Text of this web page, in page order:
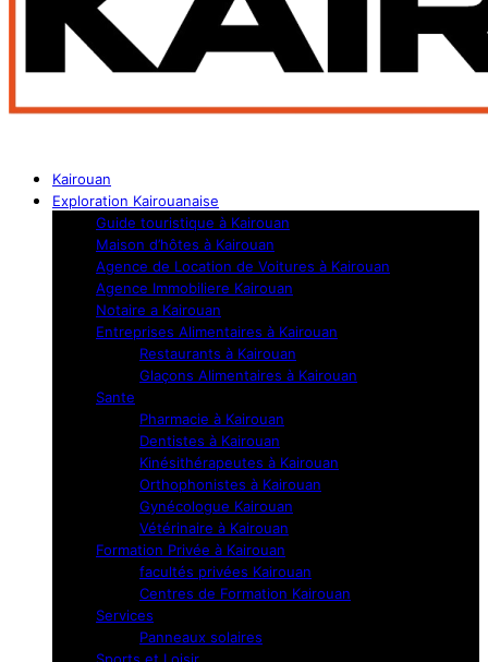
Kairouan
Exploration Kairouanaise
Guide touristique à Kairouan
Maison d’hôtes à Kairouan
Agence de Location de Voitures à Kairouan
Agence Immobiliere Kairouan
Notaire a Kairouan
Entreprises Alimentaires à Kairouan
Restaurants à Kairouan
Glaçons Alimentaires à Kairouan
Sante
Pharmacie à Kairouan
Dentistes à Kairouan
Kinésithérapeutes à Kairouan
Orthophonistes à Kairouan
Gynécologue Kairouan
Vétérinaire à Kairouan
Formation Privée à Kairouan
facultés privées Kairouan
Centres de Formation Kairouan
Services
Panneaux solaires